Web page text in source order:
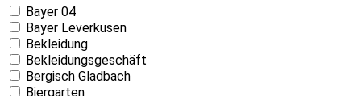
Bayer 04
Bayer Leverkusen
Bekleidung
Bekleidungsgeschäft
Bergisch Gladbach
Biergarten